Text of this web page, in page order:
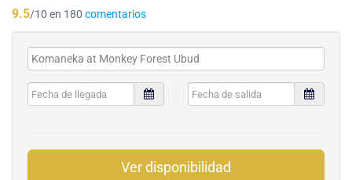
9.5/10 en 180 comentarios
Ver disponibilidad